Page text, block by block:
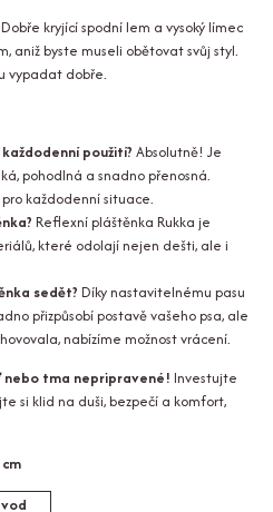
Dobře kryjící spodní lem a vysoký límec
aniž byste museli obětovat svůj styl.
vypadat dobře.
použití? Absolutně! Je
pohodlná a snadno přenosná.
každodenní situace.
Reflexní pláštěnka Rukka je
které odolají nejen dešti, ale i
sedět? Díky nastavitelnému pasu
přizpůsobí postavě vašeho psa, ale
nabízíme možnost vrácení.
nebo tma nepripravené! Investujte
si klid na duši, bezpečí a komfort,